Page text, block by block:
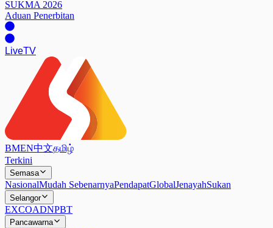
SUKMA 2026
Aduan Penerbitan
LiveTV
BMEN中文தமிழ்
Terkini
Semasa
NasionalMudah SebenarnyaPendapatGlobalJenayahSukan
Selangor
EXCOADNPBT
Pancawarna